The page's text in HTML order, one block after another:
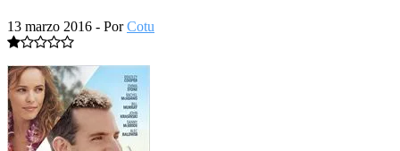
13 marzo 2016 - PorCotu